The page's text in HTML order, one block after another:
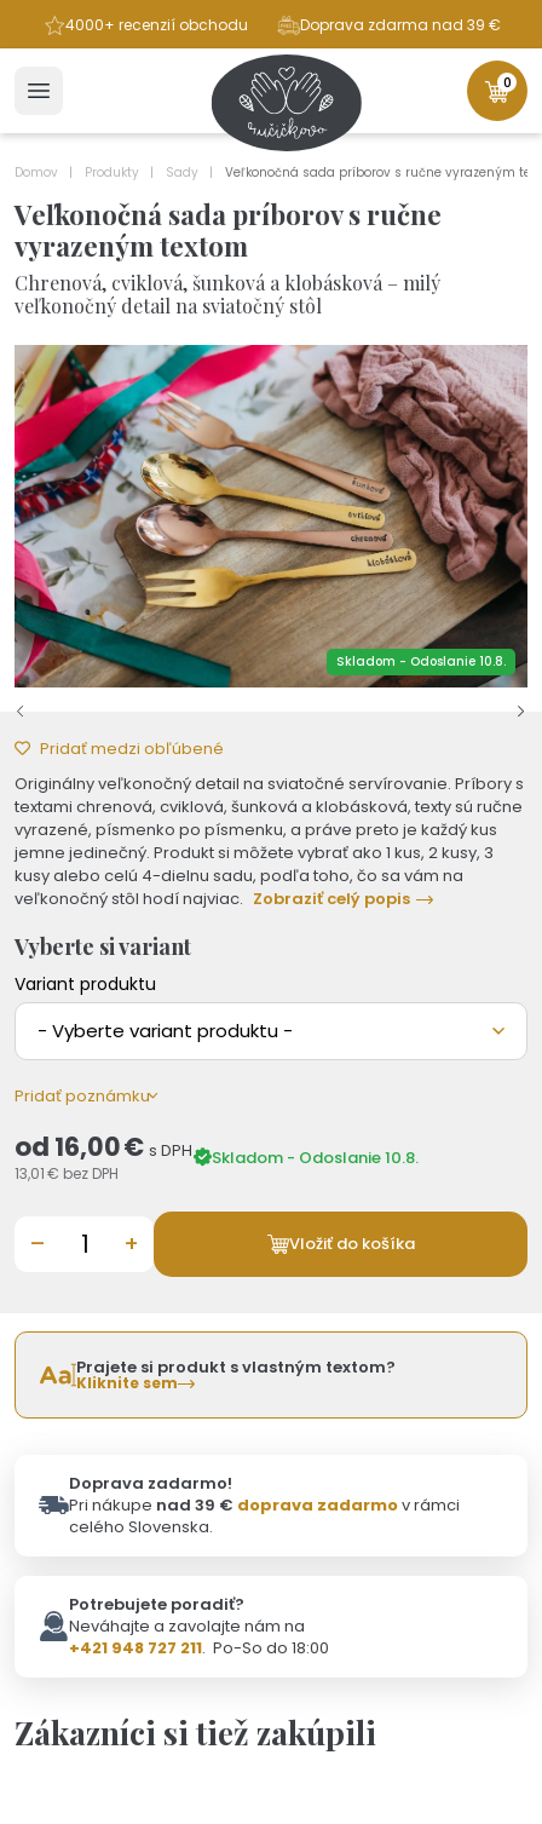
4000+ recenzií obchodu Doprava zdarma nad 39 €
0
Domov Produkty Sady Veľkonočná sada príborov s ručne vyrazeným
Veľkonočná sada príborov s ručne
vyrazeným textom
Chrenová, cviklová, šunková a klobásková – milý
veľkonočný detail na sviatočný stôl
Skladom - Odoslanie 10.8.
Pridať medzi obľúbené
Originálny veľkonočný detail na sviatočné servírovanie. Príbory s
textami chrenová, cviklová, šunková a klobásková, texty sú ručne
vyrazené, písmenko po písmenku, a práve preto je každý kus
jemne jedinečný. Produkt si môžete vybrať ako 1 kus, 2 kusy, 3
kusy alebo celú 4-dielnu sadu, podľa toho, čo sa vám na
veľkonočný stôl hodí najviac. Zobraziť celý popis
Vyberte si variant
Variant produktu
- Vyberte variant produktu -
Pridať poznámku
od 16,00 € s DPH
13,01 € bez DPH
Skladom - Odoslanie 10.8.
– + Vložiť do košíka
Prajete si produkt s vlastným textom?
Kliknite sem
Doprava zadarmo!
Pri nákupe nad 39 € doprava zadarmov rámci
celého Slovenska.
Potrebujete poradiť?
Neváhajte a zavolajte nám na
+421 948 727 211. Po-So do 18:00
Zákazníci si tiež zakúpili